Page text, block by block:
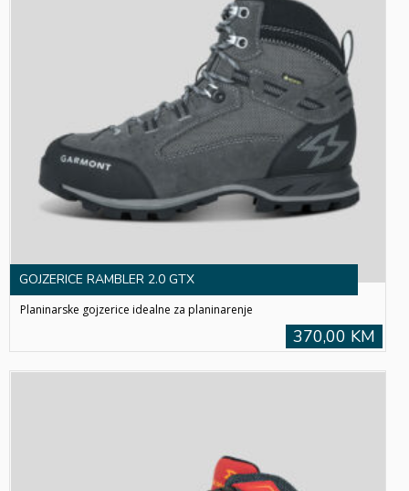
GOJZERICE RAMBLER 2.0 GTX
Planinarske gojzerice idealne za planinarenje
370,00 KM